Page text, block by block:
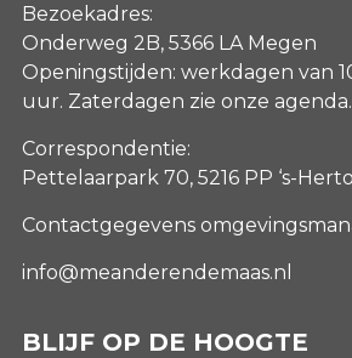
Bezoekadres:
Onderweg 2B, 5366 LA Megen
Openingstijden: werkdagen van
uur. Zaterdagen zie onze agenda.
Correspondentie:
Pettelaarpark 70, 5216 PP ‘s-
Contactgegevens
info@meanderendemaas.nl
BLIJF OP DE HOOGTE